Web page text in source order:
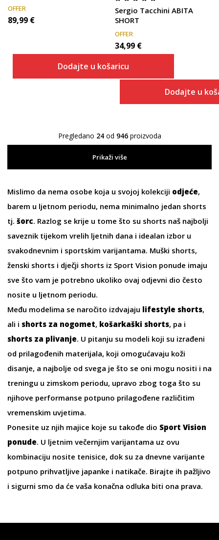
OFFER
89,99 €
Dodajte u košaricu
Sergio Tacchini ABITA
SHORT
OFFER
34,99 €
Dodajte u
Pregledano 24od 946proizvoda
Prikaži više
Mislimo da nema osobe koja u svojoj kolekciji odjeće,
barem u ljetnom periodu, nema minimalno jedan shorts
tj. šorc. Razlog se krije u tome što su shorts naš najbolji
saveznik tijekom vrelih ljetnih dana i idealan izbor u
svakodnevnim i sportskim varijantama. Muški shorts,
ženski shorts i dječji shorts iz Sport Vision ponude imaju
sve što vam je potrebno ukoliko ovaj odjevni dio često
nosite u ljetnom periodu.
Među modelima se naročito izdvajaju lifestyle shorts,
ali i shorts za nogomet, košarkaški shorts, pa i
shorts za plivanje. U pitanju su modeli koji su izrađeni
od prilagođenih materijala, koji omogućavaju koži
disanje, a najbolje od svega je što se oni mogu nositi i na
treningu u zimskom periodu, upravo zbog toga što su
njihove performanse potpuno prilagođene različitim
vremenskim uvjetima.
Ponesite uz njih majice koje su takođe dio Sport Vision
ponude. U ljetnim večernjim varijantama uz ovu
kombinaciju nosite tenisice, dok su za dnevne varijante
potpuno prihvatljive japanke i natikače. Birajte ih pažljivo
i sigurni smo da će vaša konačna odluka biti ona prava.